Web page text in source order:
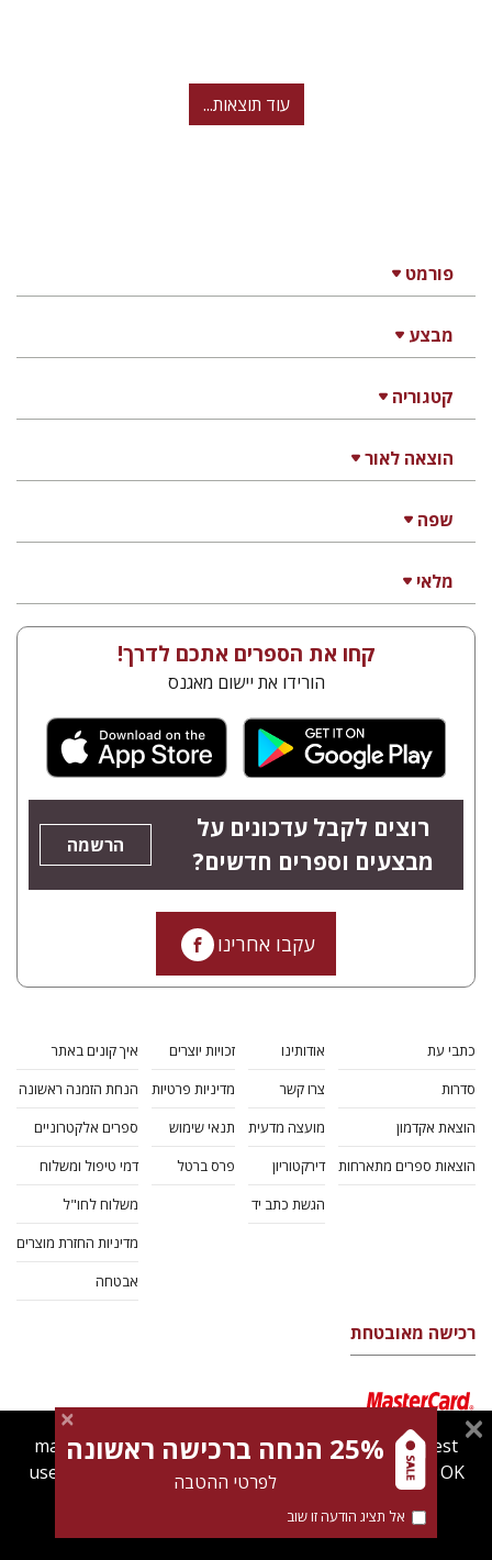
פורמט
מבצע
קטגוריה
הוצאה לאור
שפה
מלאי
עוד תוצאות...
קחו את הספרים אתכם לדרך!
הורידו את יישום מאגנס
רוצים לקבל עדכונים על
מבצעים וספרים חדשים?
הרשמה
עקבו אחרינו
כתבי עת
סדרות
הוצאת אקדמון
הוצאות ספרים מתארחות
אודותינו
צרו קשר
מועצה מדעית
דירקטוריון
הגשת כתב יד
זכויות יוצרים
מדיניות פרטיות
תנאי שימוש
פרס ברטל
איך קונים באתר
הנחת הזמנה ראשונה
ספרים אלקטרוניים
דמי טיפול ומשלוח
משלוח לחו"ל
מדיניות החזרת מוצרים
אבטחה
רכישה מאובטחת
magnespress.co.il uses cookies to give you the best
user experience. Using this website means you're OK
Find out more about ourcookies policy
25% הנחה ברכישה ראשונה
לפרטי ההטבה
אל תציג הודעה זו שוב